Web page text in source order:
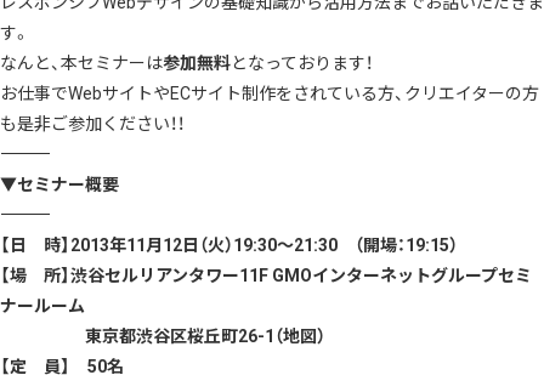
す。
なんと、本セミナーは参加無料となっております！
お仕事でWebサイトやECサイト制作をされている方、クリエイターの方
も是非ご参加ください！！
――――――――――――――――――――――――――――――――――――――
▼セミナー概要
――――――――――――――――――――――――――――――――――――――
【日 時】2013年11月12日（火）19:30～21:30 （開場：19:15）
【場 所】渋谷セルリアンタワー11F GMOインターネットグループセミ
ナールーム
東京都渋谷区桜丘町26-1（地図）
【定 員】 50名